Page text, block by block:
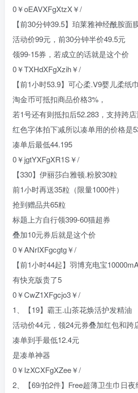
0￥oEAVXFgXtzX￥/
【前30分钟39.5】珀莱雅神经酰胺面
活动价99元，前30分钟半价49.5元
领99-15券，若成立的话就是这个价
0￥TXHdXFgXzih￥/
【前1小时53.9】可心柔.V9婴儿柔纸
淘金币可抵扣商品价格3%，
若1号还有则抵扣后52.283，支持跨
红色字体拍下减所以凑单用的价格是
凑单后最低44.195
0￥jgtYXFgXR1S￥/
【330】伊丽莎白雅顿.粉胶30粒
前1小时再送35粒（限量1000件）
抢到赠品共65粒
标题上方自行领399-60猫超券
叠加10元券后就是这个价
0￥ANrIXFgcgtg￥/
【前1小时44起】羽博充电宝
有快充版贵了5
0￥CwZ1XFgcjo3￥/
1、【19】霸王.山茶花焕活护发精油
活动价44元，领24元券叠加红包和跨
凑单到手最低12.4元
是凑单神器
0￥IzXCXFgXZee￥/
2、【69/拍2件】Free超薄卫生巾日